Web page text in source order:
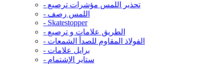
- تحذير اللمس مؤشرات ترصيع
- اللمس رصف
- Skatestopper
- الطريق علامات و ترصيع
- الفولاذ المقاوم للصدأ الشمعات
- برايل علامات
- ستاير الإشتمام